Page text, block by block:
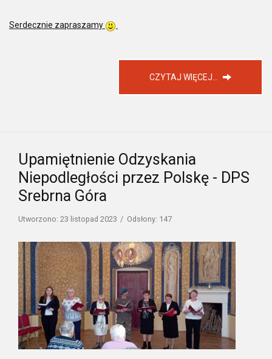
Serdecznie zapraszamy
CZYTAJ WIĘCEJ...
Upamiętnienie Odzyskania
Niepodległości przez Polskę - DPS
Srebrna Góra
Utworzono: 23 listopad 2023 Odsłony: 147